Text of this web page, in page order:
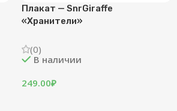
Плакат — SnrGiraffe
«Хранители»
(0)
В наличии
249.00₽